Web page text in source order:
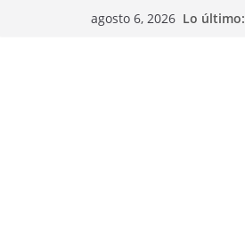
agosto 6, 2026 Lo último: